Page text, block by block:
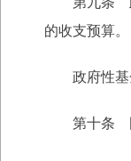
的收支预算。
政府性基金
第十条 国